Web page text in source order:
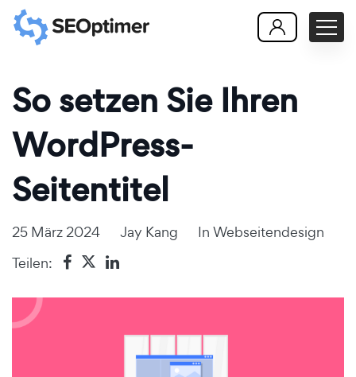
So setzen Sie Ihren
WordPress-
Seitentitel
25 März 2024 Jay Kang In Webseitendesign
Teilen: